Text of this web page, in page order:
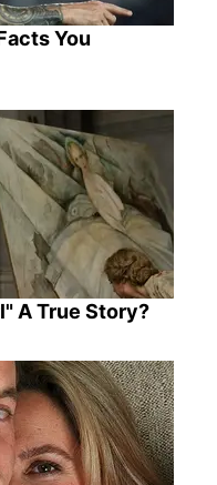
You
A True Story?